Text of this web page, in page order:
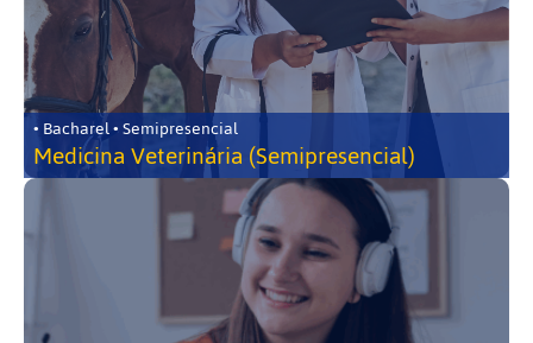
• Bacharel • Semipresencial
Medicina Veterinária (Semipresencial)